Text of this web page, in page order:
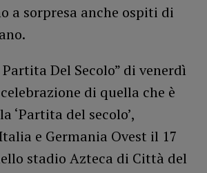
a sorpresa anche ospiti di
Del Secolo” di venerdì
di quella che è
‘Partita del secolo’,
e Germania Ovest il 17
stadio Azteca di Città del